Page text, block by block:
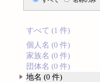
すべて (1 件)
個人名 (0 件)
家族名 (0 件)
団体名 (0 件)
地名 (0 件)